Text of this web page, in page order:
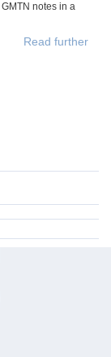
notes in a
Read further